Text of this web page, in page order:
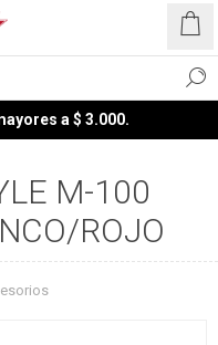
a $ 3.000.
M-100
ROJO